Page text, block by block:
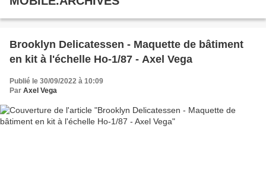
Brooklyn Delicatessen - Maquette de bâtiment
en kit à l'échelle Ho-1/87 - Axel Vega
Publié le 30/09/2022 à 10:09
Par Axel Vega